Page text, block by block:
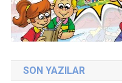
SON YAZILAR